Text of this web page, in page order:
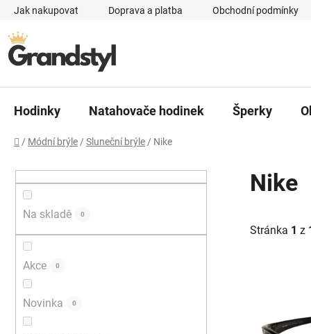
Přejít na obsah
Jak nakupovat Doprava a platba Obchodní podmínky
Hodinky Natahovače hodinek Šperky
Domů
/ Módní brýle / Sluneční brýle / Nike
Na skladě 0
Akce 0
Novinka 0
Nike
Stránka 1 z